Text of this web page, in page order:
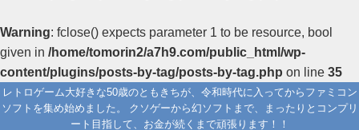
Warning: fclose() expects parameter 1 to be resource, bool
given in /home/tomorin2/a7h9.com/public_html/wp-
content/plugins/posts-by-tag/posts-by-tag.php on line 35
レトロゲーム大好きな50歳のともきちが、令和時代に入ってからファミコン
ソフトを集め始めました。 クソゲーから幻ソフトまで、まったりとコンプリ
ート目指して、お金が続くまで頑張ります！！